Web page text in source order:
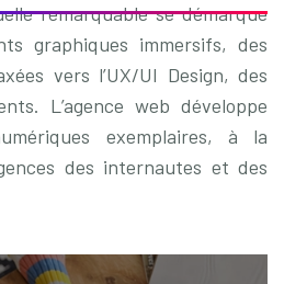
remarquable se démarque
graphiques immersifs, des
vers l’UX/UI Design, des
L’agence web développe
exemplaires, à la
des internautes et des